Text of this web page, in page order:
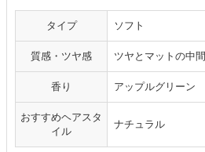
タイプ ソフト
質感・ツヤ感 ツヤとマットの中間
香り アップルグリーン
おすすめヘアスタ
イル
ナチュラル